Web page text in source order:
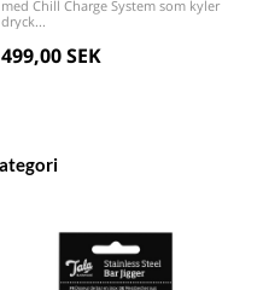
med Chill Charge System som kyler
dryck...
499,00 SEK